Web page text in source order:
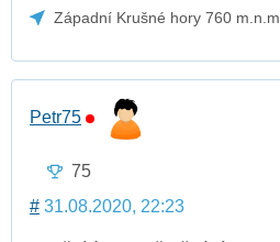
Západní Krušné hory 760 m.n.m.
Petr75
75
# 31.08.2020, 22:23